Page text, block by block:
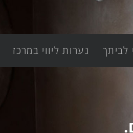
לביתך נערות ליווי במרכז